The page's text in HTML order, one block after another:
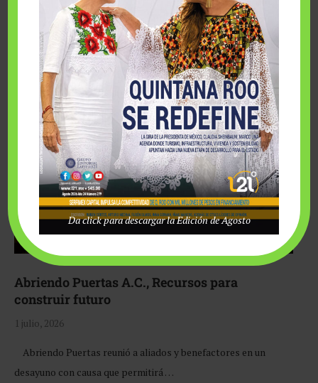
Fairmont Mayakoba y Make-A-Wish México unieron
esfuerzos para hacer realidad el deseo de una …
Abriendo Puertas A.C., Recursos para
construir futuro
1 julio, 2026
Abriendo Puertas reunió a aliados y benefactores en un
desayuno con causa que permitirá …
Da click para descargar la Edición de Agosto